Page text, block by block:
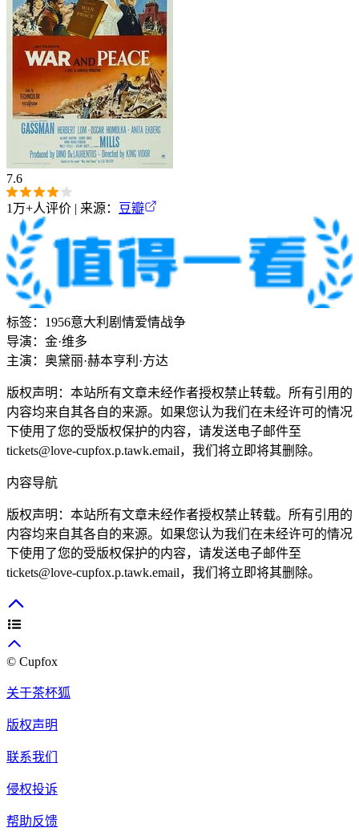
7.6
1万+人评价 | 来源： 豆瓣
标签： 1956意大利 剧情爱情战争
导演： 金·维多
主演： 奥黛丽·赫本亨利·方达
版权声明：本站所有文章未经作者授权禁止转载。所有引用的
内容均来自其各自的来源。如果您认为我们在未经许可的情况
下使用了您的受版权保护的内容，请发送电子邮件至
tickets@love-cupfox.p.tawk.email，我们将立即将其删除。
内容导航
版权声明：本站所有文章未经作者授权禁止转载。所有引用的
内容均来自其各自的来源。如果您认为我们在未经许可的情况
下使用了您的受版权保护的内容，请发送电子邮件至
tickets@love-cupfox.p.tawk.email，我们将立即将其删除。
© Cupfox
关于茶杯狐
版权声明
联系我们
侵权投诉
帮助反馈